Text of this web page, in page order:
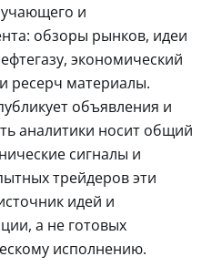
и
обзоры рынков, идеи
экономический
ресерч материалы.
объявления и
аналитики носит общий
сигналы и
трейдеров эти
идей и
а не готовых
исполнению.